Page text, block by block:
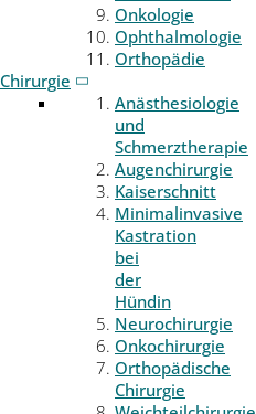
Onkologie
Ophthalmologie
Orthopädie
Chirurgie
Anästhesiologie
und
Schmerztherapie
Augenchirurgie
Kaiserschnitt
Minimalinvasive
Kastration
bei
der
Hündin
Neurochirurgie
Onkochirurgie
Orthopädische
Chirurgie